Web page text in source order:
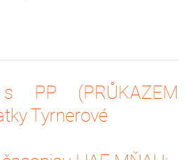
PP (PRŮKAZEM
Tyrnerové